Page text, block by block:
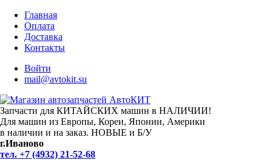
Главная
Оплата
Доставка
Контакты
Войти
mail@avtokit.su
Запчасти для КИТАЙСКИХ машин в НАЛИЧИИ!
Для машин из Европы, Кореи, Японии, Америки
в наличии и на заказ. НОВЫЕ и Б/У
г.Иваново
тел. +7 (4932) 21-52-68